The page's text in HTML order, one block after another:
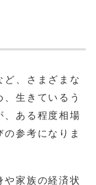
、さまざまな
生きているう
、ある程度相場
参考になりま
家族の経済状